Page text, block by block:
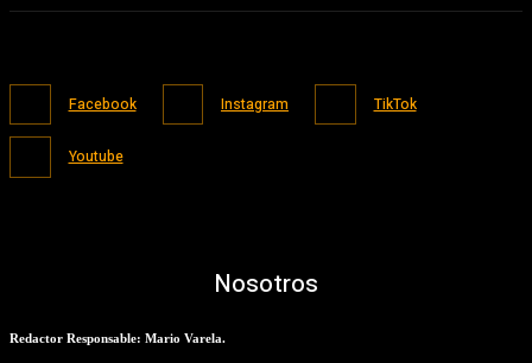
Facebook Instagram TikTok
Youtube
Nosotros
Redactor Responsable: Mario Varela.